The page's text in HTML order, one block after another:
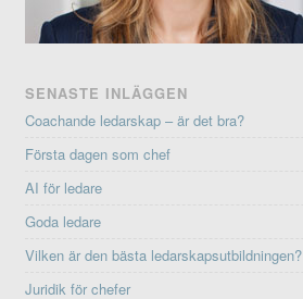
SENASTE INLÄGGEN
Coachande ledarskap – är det bra?
Första dagen som chef
AI för ledare
Goda ledare
Vilken är den bästa ledarskapsutbildningen?
Juridik för chefer